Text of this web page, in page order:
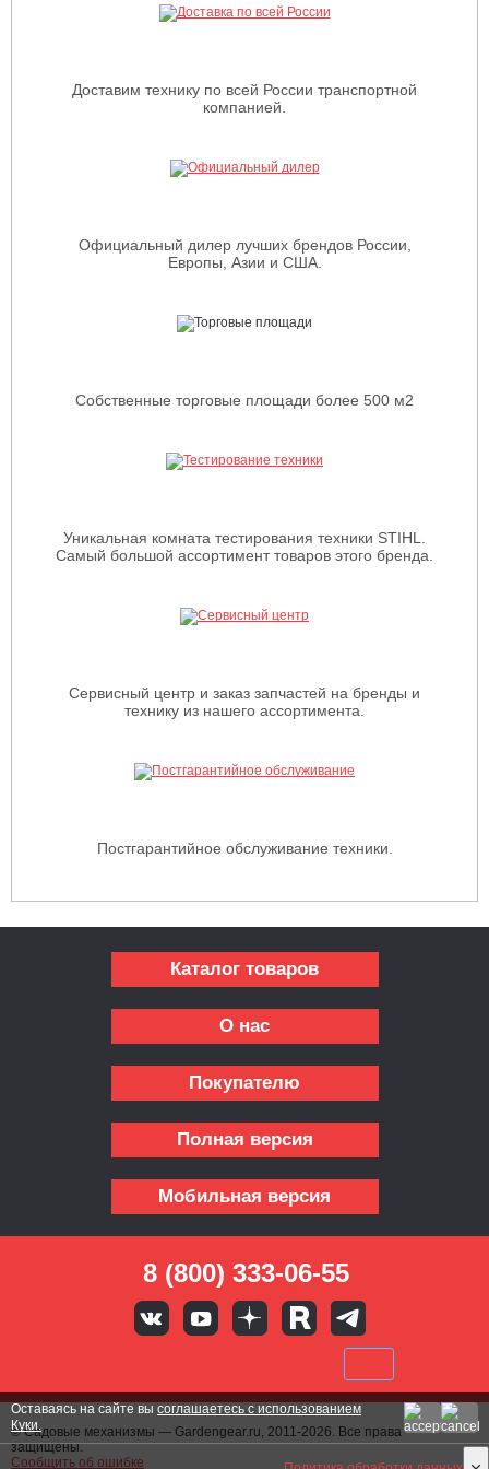
забора воздуха, что позволяет работать оператору без
покидании оператором рабочего места. Также при не
Зарядное устройство для аккумулятора в комплекте
без необходимости его демонтажа. Имеет компактную и
легкую конструкцию.
Доставим технику по всей России транспортной
компанией.
Официальный дилер лучших брендов России,
Европы, Азии и США.
Собственные торговые площади более 500 м2
Уникальная комната тестирования техники STIHL.
Самый большой ассортимент товаров этого бренда.
Сервисный центр и заказ запчастей на бренды и
технику из нашего ассортимента.
Постгарантийное обслуживание техники.
Каталог товаров
О нас
Покупателю
Полная версия
Мобильная версия
8 (800) 333-06-55
© Садовые механизмы — Gardengear.ru, 2011-2026. Все права
защищены.
Сообщить об ошибке
Оставаясь на сайте вы соглашаетесь с использованием
Куки.